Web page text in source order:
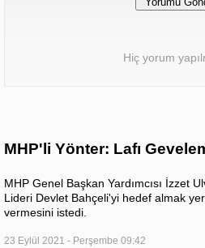
Hiç yorum
MHP'li Yönter: Lafı
MHP Genel Başkan Yardımcısı İzzet
Lideri Devlet Bahçeli'yi hedef almak
vermesini istedi.
23 Eylül 2021 - Perşembe 09:42